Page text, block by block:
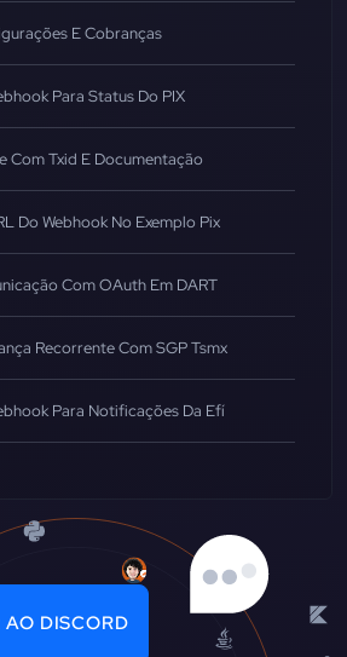
E Cobranças
Para Status Do PIX
Com Txid E Documentação
Do Webhook No Exemplo Pix
Com OAuth Em DART
Recorrente Com SGP Tsmx
Para Notificações Da Efí
AO DISCORD